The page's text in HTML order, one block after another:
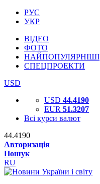
РУС
УКР
ВІДЕО
ФОТО
НАЙПОПУЛЯРНІШІ
СПЕЦПРОЕКТИ
USD
USD 44.4190
EUR 51.3207
Всі курси валют
44.4190
Авторизація
Пошук
RU